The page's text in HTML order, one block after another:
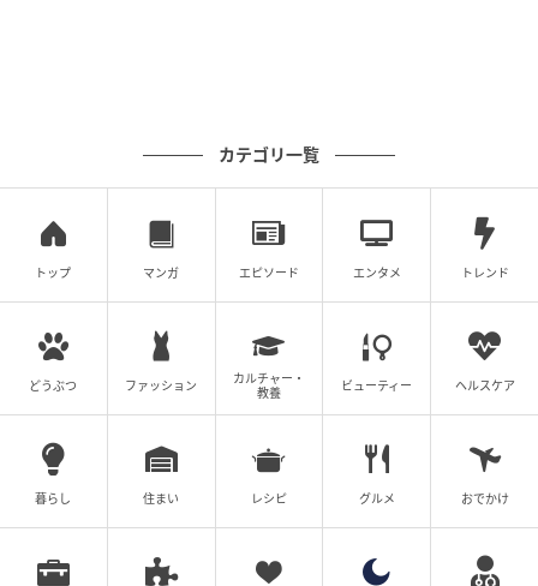
カテゴリ一覧
トップ マンガ エピソード エンタメ トレンド
どうぶつ ファッション
カルチャー・
教養
ビューティー ヘルスケア
暮らし 住まい レシピ グルメ おでかけ